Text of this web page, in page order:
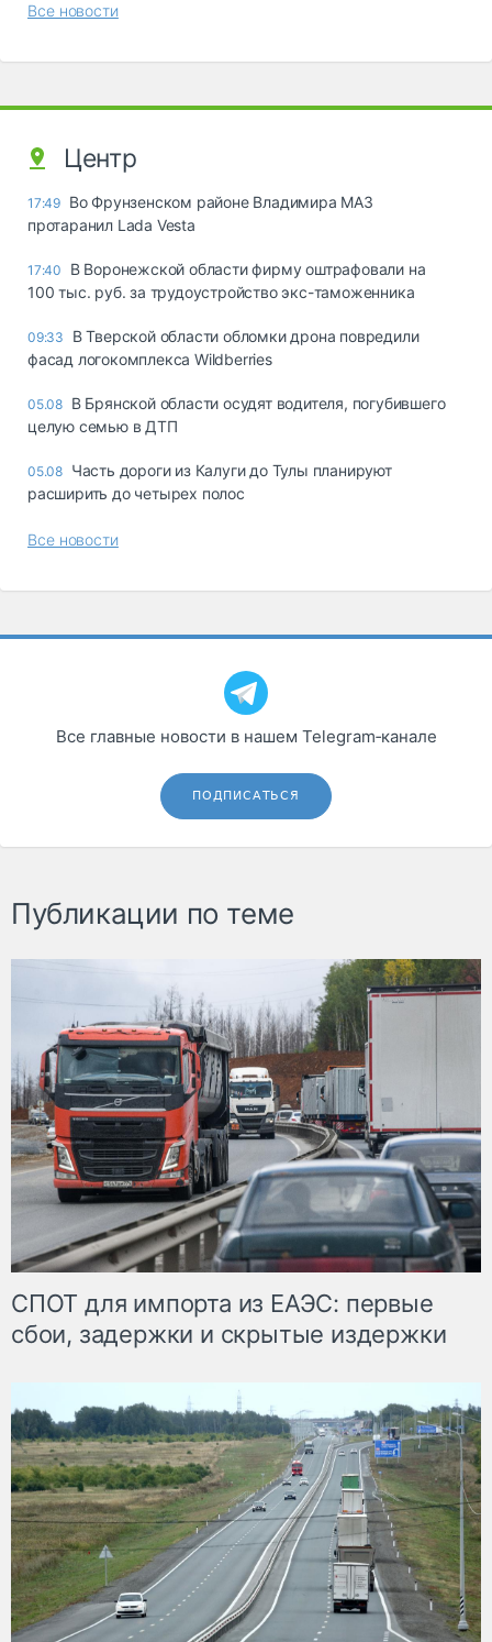
Все новости
Центр
17:49 Во Фрунзенском районе Владимира МАЗ
протаранил Lada Vesta
17:40
В Воронежской области фирму оштрафовали на
100 тыс. руб. за трудоустройство экс-таможенника
09:33
В Тверской области обломки дрона повредили
фасад логокомплекса Wildberries
05.08 В Брянской области осудят водителя, погубившего
целую семью в ДТП
05.08 Часть дороги из Калуги до Тулы планируют
расширить до четырех полос
Все новости
Все главные новости в нашем Telegram‑канале
ПОДПИСАТЬСЯ
Публикации по теме
СПОТ для импорта из ЕАЭС: первые
сбои, задержки и скрытые издержки